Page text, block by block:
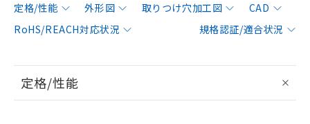
定格/性能 外形図 取りつけ穴加工図
CAD
RoHS/REACH対応状況
規格認証/適合状況
定格/性能